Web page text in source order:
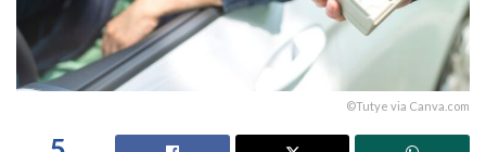
©Tutye via Canva.com